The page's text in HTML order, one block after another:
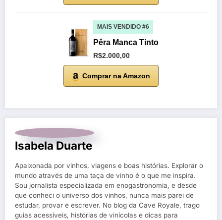
MAIS VENDIDO #6
Pêra Manca Tinto
R$2.000,00
Comprar na Amazon
Isabela Duarte
Apaixonada por vinhos, viagens e boas histórias. Explorar o
mundo através de uma taça de vinho é o que me inspira.
Sou jornalista especializada em enogastronomia, e desde
que conheci o universo dos vinhos, nunca mais parei de
estudar, provar e escrever. No blog da Cave Royale, trago
guias acessíveis, histórias de vinícolas e dicas para